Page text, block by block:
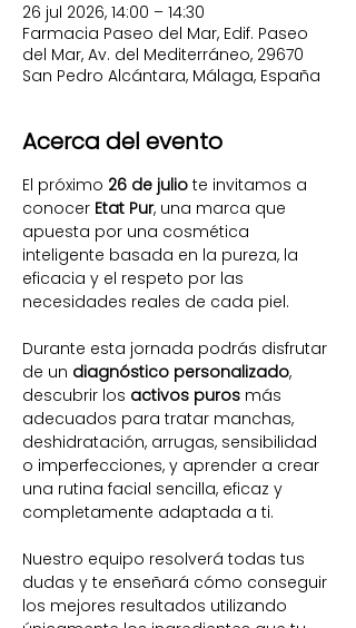
26 jul 2026, 14:00 – 14:30
Farmacia Paseo del Mar, Edif. Paseo
del Mar, Av. del Mediterráneo, 29670
San Pedro Alcántara, Málaga, España
Acerca del evento
El próximo 26 de julio te invitamos a
conocer Etat Pur, una marca que
apuesta por una cosmética
inteligente basada en la pureza, la
eficacia y el respeto por las
necesidades reales de cada piel.
Durante esta jornada podrás disfrutar
de un diagnóstico personalizado,
descubrir los activos puros más
adecuados para tratar manchas,
deshidratación, arrugas, sensibilidad
o imperfecciones, y aprender a crear
una rutina facial sencilla, eficaz y
completamente adaptada a ti.
Nuestro equipo resolverá todas tus
dudas y te enseñará cómo conseguir
los mejores resultados utilizando